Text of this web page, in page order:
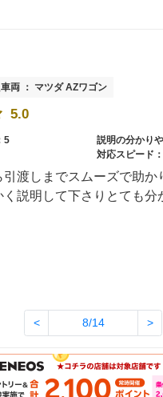
両 ： マツダ AZワゴン
5.0
5
説明の分かり
対応スピード
引渡しまでスムーズで助か
く説明して下さりとても分
< 8/14 >